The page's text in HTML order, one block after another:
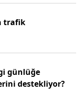
trafik
günlüğe
destekliyor?